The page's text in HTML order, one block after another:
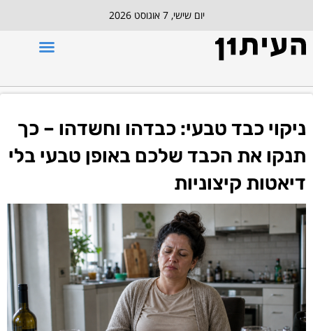
יום שישי, 7 אוגוסט 2026
ניקוי כבד טבעי: כבדהו וחשדהו – כך
תנקו את הכבד שלכם באופן טבעי בלי
דיאטות קיצוניות